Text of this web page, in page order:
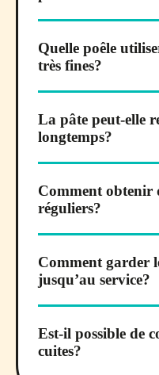
Quelle poêle
très fines?
La pâte peut-elle
longtemps?
Comment obtenir
réguliers?
Comment garder
jusqu’au service?
Est-il possible de
cuites?